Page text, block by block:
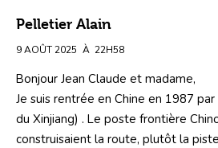
Pelletier Alain
9 AOÛT 2025 À 22H58
Bonjour Jean Claude et madame,
Je suis rentrée en Chine en 1987
du Xinjiang) . Le poste frontière
construisaient la route, plutôt la